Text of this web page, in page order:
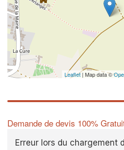
Leaflet| Map data ©
Demande de devis 100%
Erreur lors du chargement